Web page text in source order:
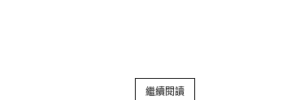
繼續閱讀